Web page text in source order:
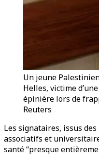
Un jeune
Helles, victime
épinière lors de
Reuters
Les signataires, issus
associatifs et
santé “presque